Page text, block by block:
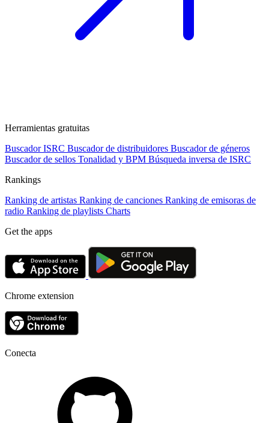
Herramientas gratuitas
Buscador ISRC Buscador de distribuidores Buscador de géneros
Buscador de sellos Tonalidad y BPM Búsqueda inversa de ISRC
Rankings
Ranking de artistas Ranking de canciones Ranking de emisoras de
radio Ranking de playlists Charts
Get the apps
Chrome extension
Conecta